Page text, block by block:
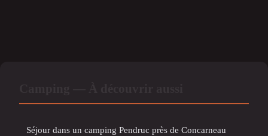
Séjour dans un camping Pendruc près de Concarneau